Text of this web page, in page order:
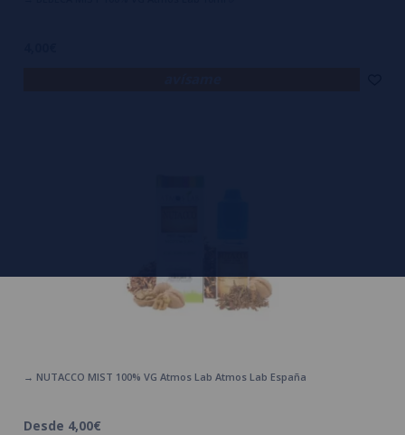
→ NUTACCO MIST 100% VG Atmos Lab Atmos Lab España
Desde 4,00€